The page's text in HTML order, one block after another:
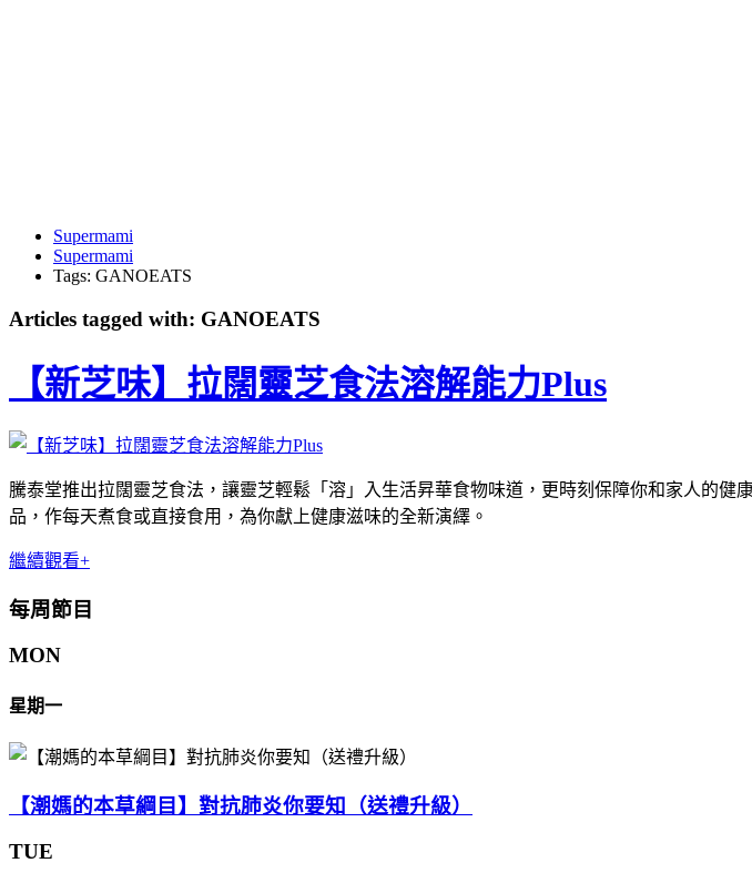
Supermami
Supermami
Tags: GANOEATS
Articles tagged with: GANOEATS
【新芝味】拉闊靈芝食法溶解能力Plus
騰泰堂推出拉闊靈芝食法，讓靈芝輕鬆「溶」入生活昇華食物味道，更時刻保障你和家人的
品，作每天煮食或直接食用，為你獻上健康滋味的全新演繹。
繼續觀看+
每周節目
MON
星期一
【潮媽的本草綱目】對抗肺炎你要知（送禮升級）
TUE